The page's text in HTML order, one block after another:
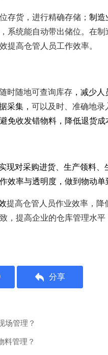
存货，进行精确存储； 制造
系统能自动带出储位。在制
提高仓管人员工作效率。
随时随地可查询库存 ，减少
采集， 可以及时、准确地录
免收发错物料，降低退货成
现对采购进货、生产领料、
效率与透明度，做到物动单
提高仓管人员作业效率，降
，提高企业的仓库管理水平
分享
场管理？
料管理？